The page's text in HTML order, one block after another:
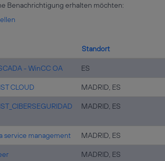
Benachrichtigung erhalten möchten:
Standort
- WinCC OA ES
CLOUD MADRID, ES
MADRID, ES
service management MADRID, ES
MADRID, ES